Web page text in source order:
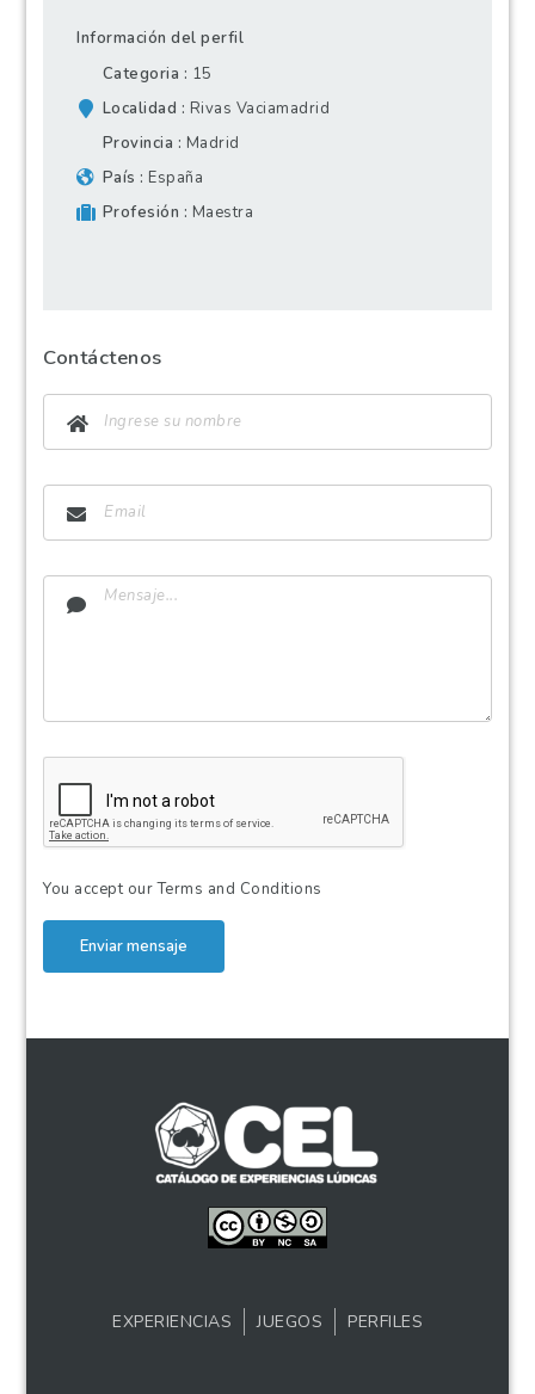
Información del perfil
Categoria
15
Localidad
Rivas Vaciamadrid
Provincia
Madrid
País
España
Profesión
Maestra
Contáctenos
You accept ourTerms and Conditions
Enviar mensaje
EXPERIENCIAS JUEGOS PERFILES